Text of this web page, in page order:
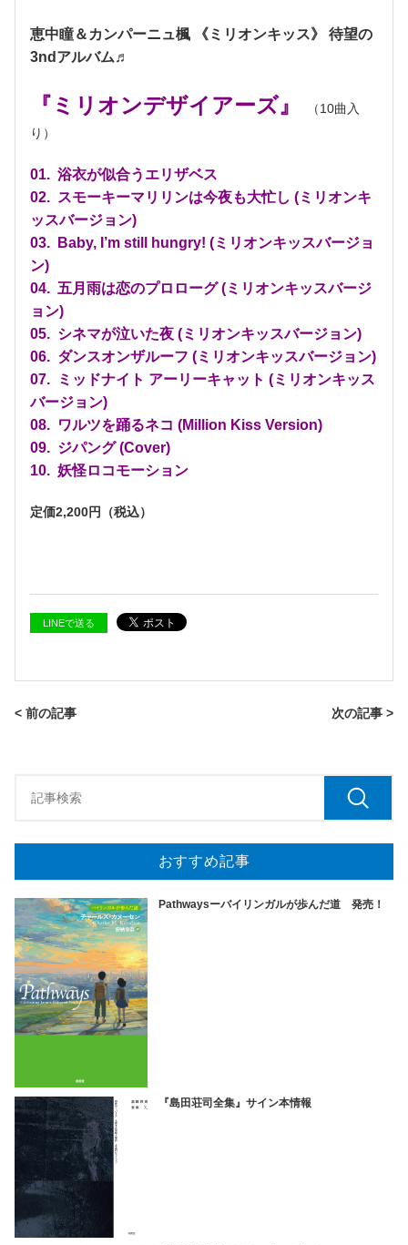
恵中瞳＆カンパーニュ楓 《ミリオンキッス》 待望の
3ndアルバム♬
『ミリオンデザイアーズ』
（10曲入
り）
01. 浴衣が似合うエリザベス
02. スモーキーマリリンは今夜も大忙し (ミリオンキ
ッスバージョン)
03. Baby, I’m still hungry! (ミリオンキッスバージョ
ン)
04. 五月雨は恋のプロローグ (ミリオンキッスバージ
ョン)
05. シネマが泣いた夜 (ミリオンキッスバージョン)
06. ダンスオンザルーフ (ミリオンキッスバージョン)
07. ミッドナイト アーリーキャット (ミリオンキッス
バージョン)
08. ワルツを踊るネコ (Million Kiss Version)
09. ジパング (Cover)
10. 妖怪ロコモーション
定価2,200円（税込）
LINEで送る
< 前の記事 次の記事 >
おすすめ記事
Pathwaysーバイリンガルが歩んだ道 発売！
『島田荘司全集』サイン本情報